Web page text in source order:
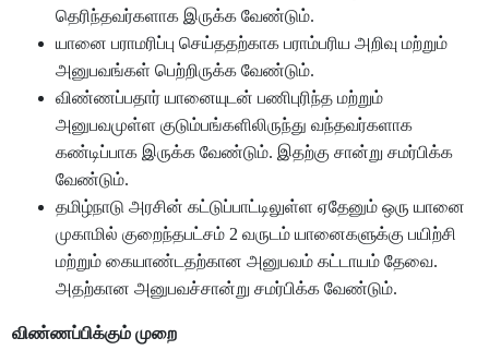
தெரிந்தவர்களாக இருக்க வேண்டும்.
யானை பராமரிப்பு செய்ததற்காக பராம்பரிய அறிவு மற்றும்
அனுபவங்கள் பெற்றிருக்க வேண்டும்.
விண்ணப்பதார் யானையுடன் பணிபுரிந்த மற்றும்
அனுபவமுள்ள குடும்பங்களிலிருந்து வந்தவர்களாக
கண்டிப்பாக இருக்க வேண்டும். இதற்கு சான்று சமர்பிக்க
வேண்டும்.
தமிழ்நாடு அரசின் கட்டுப்பாட்டிலுள்ள ஏதேனும் ஒரு யானை
முகாமில் குறைந்தபட்சம் 2 வருடம் யானைகளுக்கு பயிற்சி
மற்றும் கையாண்டதற்கான அனுபவம் கட்டாயம் தேவை.
அதற்கான அனுபவச்சான்று சமர்பிக்க வேண்டும்.
விண்ணப்பிக்கும் முறை